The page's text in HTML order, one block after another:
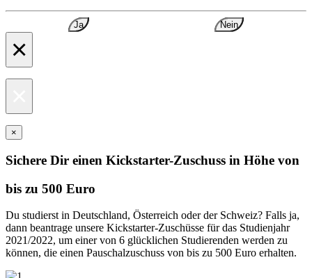
Ja Nein
×
×
Sichere Dir einen Kickstarter-Zuschuss in Höhe von
bis zu 500 Euro
Du studierst in Deutschland, Österreich oder der Schweiz? Falls ja,
dann beantrage unsere Kickstarter-Zuschüsse für das Studienjahr
2021/2022, um einer von 6 glücklichen Studierenden werden zu
können, die einen Pauschalzuschuss von bis zu 500 Euro erhalten.